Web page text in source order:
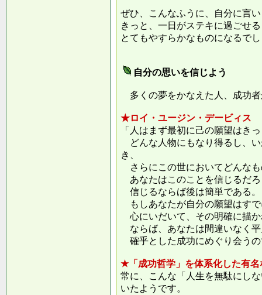
ぜひ、こんなふうに、自分に言
きっと、一日がステキに過ごせ
とてもやすらかなものになるで
自分の思いを信じよう
多くの夢をかなえた人、成功
★ロイ・ユージン・デービィス
「人はまず最初に己の願望はき
どんな人物にもなり得るし、
き、
さらにこの世においてどんな
あなたはこのことを信じるだ
信じるならば後は簡単である。
もしあなたが自分の願望はす
心にいだいて、その明確に描
ならば、あなたは間違いなく
確乎とした成功にめぐり会う
★「成功哲学」を体系化した有
常に、こんな「人生を無駄にし
いたようです。